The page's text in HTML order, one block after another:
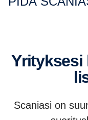
yrityk­sesi kokonais­ta­lou­del­
Scaniasi on